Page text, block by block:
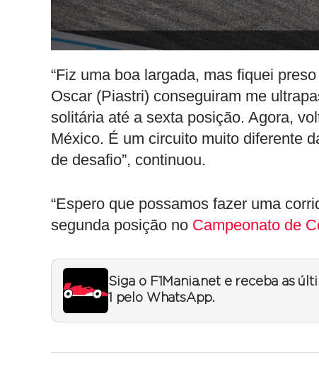
“Fiz uma boa largada, mas fiquei
Oscar (Piastri) conseguiram me
solitária até a sexta posição. Agora,
México. É um circuito muito diferente
de desafio”, continuou.
“Espero que possamos fazer uma
segunda posição no Campeonato de
Siga o F1Mania.net e receba as
1 pelo WhatsApp.